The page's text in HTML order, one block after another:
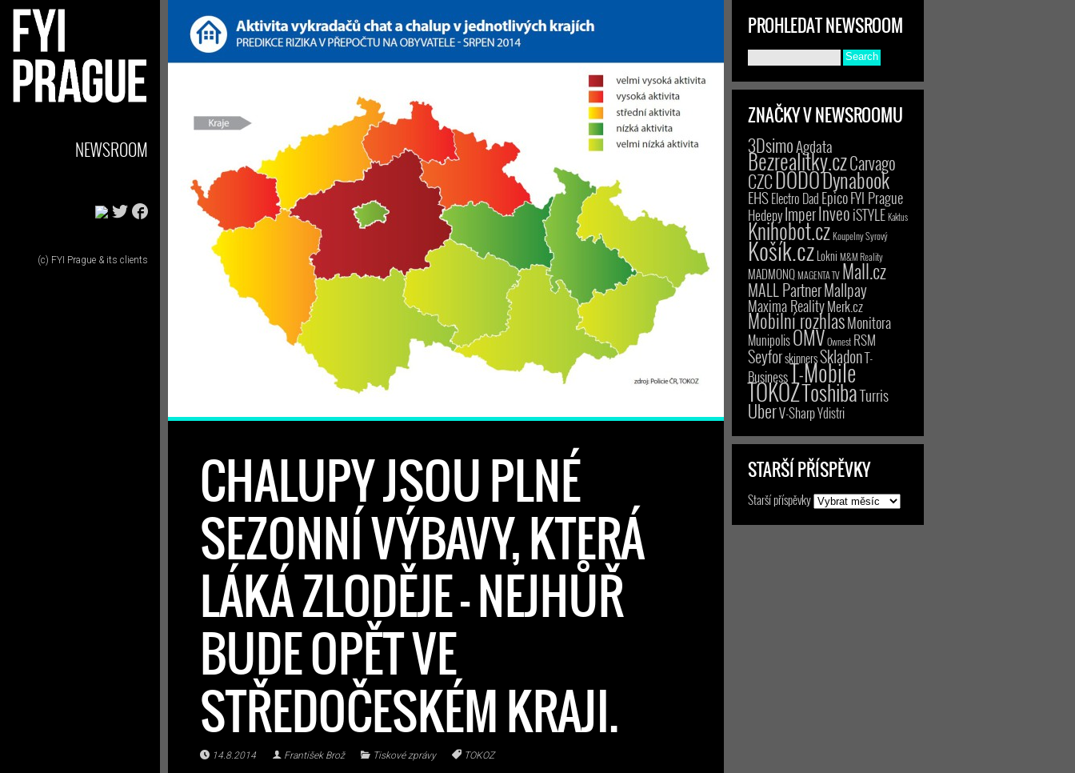
NEWSROOM
(c) FYI Prague & its clients
CHALUPY JSOU PLNÉ
SEZONNÍ VÝBAVY, KTERÁ
LÁKÁ ZLODĚJE – NEJHŮŘ
BUDE OPĚT VE
STŘEDOČESKÉM KRAJI.
14.8.2014 František Brož Tiskové zprávy TOKOZ
PROHLEDAT NEWSROOM
ZNAČKY V NEWSROOMU
3DsimoAgdata
Bezrealitky.czCarvago
CZCDODODynabook
EHSElectro Dad EpicoFYI Prague
HedepyImperInveoiSTYLEKaktus
Knihobot.czKoupelny Syrový
Košík.czLokni M&M Reality
MADMONQMAGENTA TV Mall.cz
MALL PartnerMallpay
Maxima RealityMerk.cz
Mobilní rozhlasMonitora
MunipolisOMVOwnest RSM
SeyforskinnersSkladonT-
BusinessT-Mobile
TOKOZToshibaTurris
UberV-SharpYdistri
STARŠÍ PŘÍSPĚVKY
Starší příspěvky